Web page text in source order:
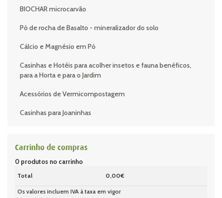
BIOCHAR microcarvão
Pó de rocha de Basalto - mineralizador do solo
Cálcio e Magnésio em Pó
Casinhas e Hotéis para acolher insetos e fauna benéficos,
para a Horta e para o Jardim
Acessórios de Vermicompostagem
Casinhas para Joaninhas
Carrinho de compras
0 produtos no carrinho
Total 0,00€
Os valores incluem IVA à taxa em vigor